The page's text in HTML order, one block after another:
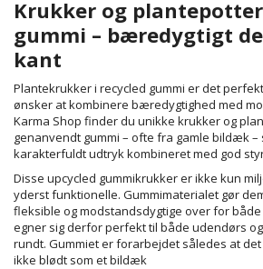
Krukker og
gummi – bæredygtigt
kant
Plantekrukker i recycled gummi er det
ønsker at kombinere bæredygtighed med
Karma Shop finder du unikke krukker og
genanvendt gummi – ofte fra gamle bildæk –
karakterfuldt udtryk kombineret med god
Disse upcycled gummikrukker er ikke kun
yderst funktionelle. Gummimaterialet gør
fleksible og modstandsdygtige over for både
egner sig derfor perfekt til både udendørs
rundt. Gummiet er forarbejdet således at
ikke blødt som et bildæk